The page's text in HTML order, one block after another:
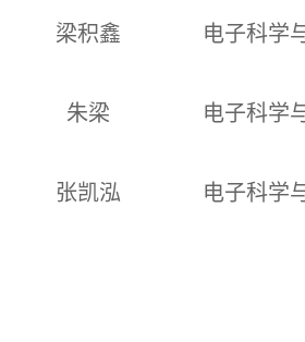
梁积鑫 电子科学
朱梁 电子科学
张凯泓 电子科学